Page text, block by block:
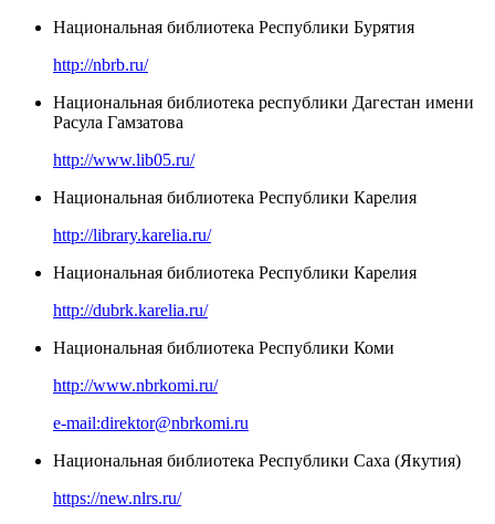
Национальная библиотека Республики Бурятия
http://nbrb.ru/
Национальная библиотека республики Дагестан имени
Расула Гамзатова
http://www.lib05.ru/
Национальная библиотека Республики Карелия
http://library.karelia.ru/
Национальная библиотека Республики Карелия
http://dubrk.karelia.ru/
Национальная библиотека Республики Коми
http://www.nbrkomi.ru/
e-mail:direktor@nbrkomi.ru
Национальная библиотека Республики Саха (Якутия)
https://new.nlrs.ru/